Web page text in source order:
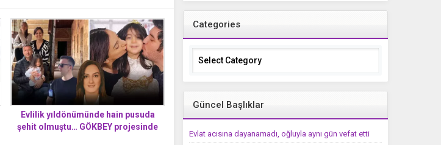
Evlilik yıldönümünde hain pusuda
şehit olmuştu… GÖKBEY projesinde
Categories
Categories
Güncel Başlıklar
Evlat acısına dayanamadı, oğluyla aynı gün vefat etti